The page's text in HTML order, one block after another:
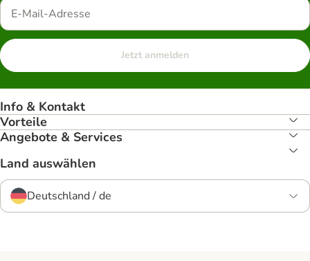
Jetzt anmelden
Info & Kontakt
Vorteile
Angebote & Services
Land auswählen
Deutschland / de